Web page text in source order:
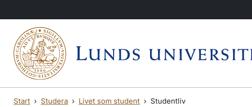
Start Studera Livet som student Studentliv